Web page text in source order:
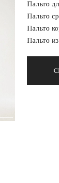
Пальто
Пальто
Пальто
Пальто